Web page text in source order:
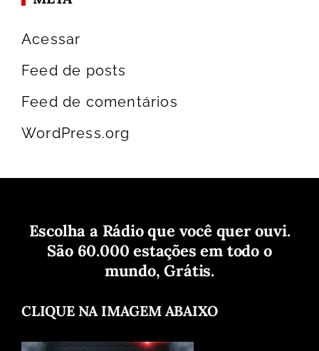
Acessar
Feed de posts
Feed de comentários
WordPress.org
Escolha a Rádio que você quer ouvi.
São 60.000 estações em todo o
mundo, Grátis.
CLIQUE NA IMAGEM ABAIXO